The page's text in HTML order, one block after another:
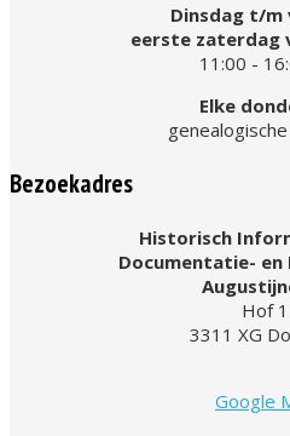
Dinsdag t/m
eerste zaterdag
11:00 -
Elke
Bezoekadres
Historisch
Documentatie- en
Hof
3311 XG
Google